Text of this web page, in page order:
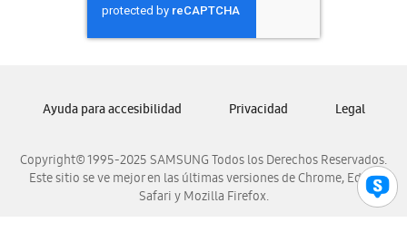
Samsung Nicaragua
Samsung Panamá
Samsung Venezuela
Copyright© 1995-2025 SAMSUNG Todos los Derechos Reservados.
Este sitio se ve mejor en las últimas versiones de Chrome, Edge,
Safari y Mozilla Firefox.
Ayuda para accesibilidad Privacidad Legal